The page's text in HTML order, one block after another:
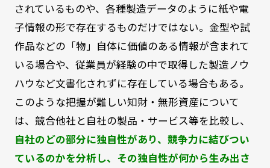
されているものや、各種製造データのように紙や電
子情報の形で存在するものだけではない。金型や試
作品などの「物」自体に価値のある情報が含まれて
いる場合や、従業員が経験の中で取得した製造ノウ
ハウなど文書化されずに存在している場合もある。
このような把握が難しい知財・無形資産について
は、競合他社と自社の製品・サービス等を比較し、
自社のどの部分に独自性があり、競争力に結びつい
ているのかを分析し、その独自性が何から生み出さ